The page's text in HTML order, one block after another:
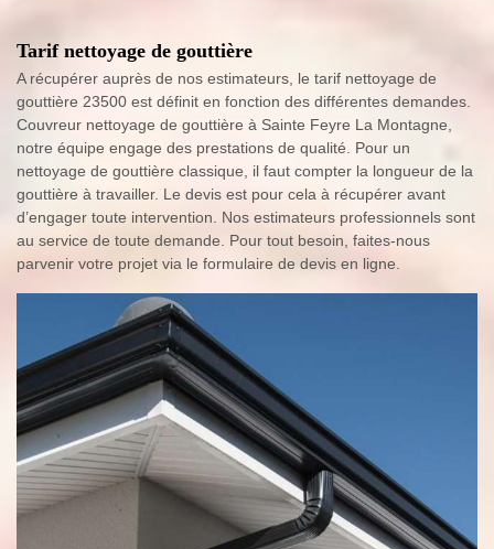
Tarif nettoyage de gouttière
A récupérer auprès de nos estimateurs, le tarif nettoyage de
gouttière 23500 est définit en fonction des différentes demandes.
Couvreur nettoyage de gouttière à Sainte Feyre La Montagne,
notre équipe engage des prestations de qualité. Pour un
nettoyage de gouttière classique, il faut compter la longueur de la
gouttière à travailler. Le devis est pour cela à récupérer avant
d’engager toute intervention. Nos estimateurs professionnels sont
au service de toute demande. Pour tout besoin, faites-nous
parvenir votre projet via le formulaire de devis en ligne.